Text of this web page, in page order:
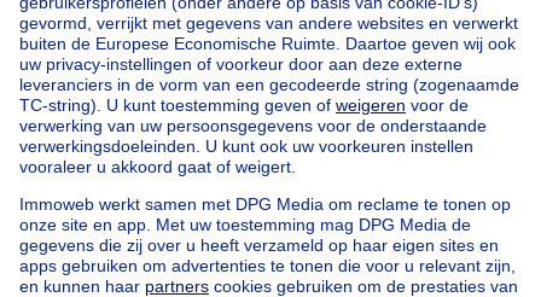
Home België
Brussel (provincie)
Brussel (arrondissement)
Kopen uw appartement in Watermael-boitsfort
Onze huizen buiten BelgiëHuis te koop Frankrijk
Huis te koop Spanje
Huis te koop Italië
Huis te koop Luxemburg
Huis te koop Nederland
Goedkoop vastgoedGoedkoop huis te koop
Goedkope appartementen te huur